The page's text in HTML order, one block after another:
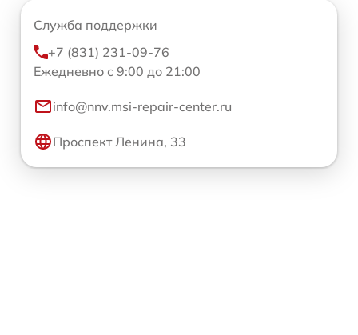
Служба поддержки
+7 (831) 231-09-76
Ежедневно с 9:00 до 21:00
info@nnv.msi-repair-center.ru
Проспект Ленина, 33